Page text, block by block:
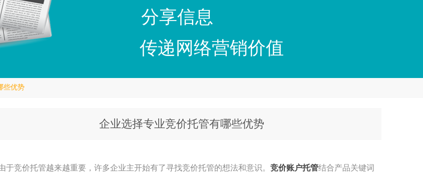
分享信息
传递网络营销价值
些优势
企业选择专业竞价托管有哪些优势
于竞价托管越来越重要，许多企业主开始有了寻找竞价托管的想法和意识。 竞价账户托管结合产品关键词